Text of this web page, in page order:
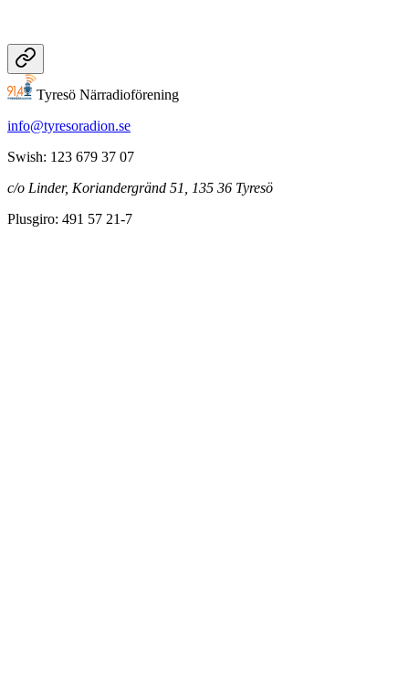
Tyresö Närradioförening
info@tyresoradion.se
Swish: 123 679 37 07
c/o Linder, Koriandergränd 51, 135 36 Tyresö
Plusgiro: 491 57 21-7